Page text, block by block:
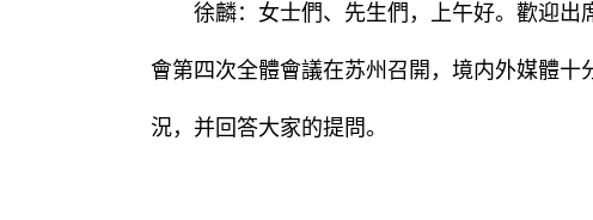
徐麟：女士們、先生們，上午好。歡迎出
會第四次全體會議在苏州召開，境内外媒體
況，并回答大家的提問。